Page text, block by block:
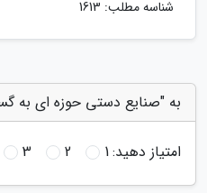
شناسه مطلب: 1613
به "صنایع دستی حوزه ای به
امتیاز دهید:1
2
3